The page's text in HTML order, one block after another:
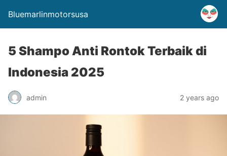
Bluemarlinmotorsusa
5 Shampo Anti Rontok Terbaik di
Indonesia 2025
admin 2 years ago